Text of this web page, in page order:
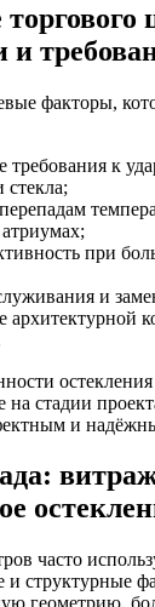
и
факторы,
к
стекла;
при
и
архитектурной
остекления
на стадии
и
часто
и структурные